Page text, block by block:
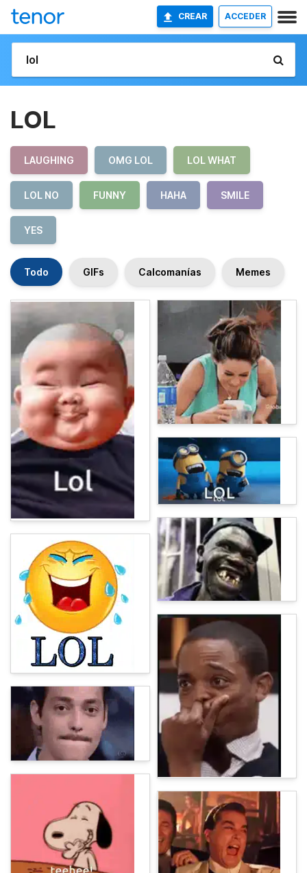
CREAR ACCEDER
LOL
LAUGHING OMG LOL LOL WHAT
LOL NO FUNNY HAHA SMILE
YES
Todo GIFs Calcomanías Memes